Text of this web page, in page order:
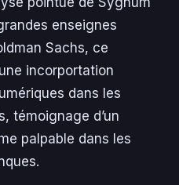
enseignes
Sachs, ce
incorportation
dans les
témoignage d’un
palpable dans les